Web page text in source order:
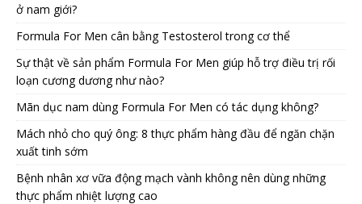
ở nam giới?
Formula For Men cân bằng Testosterol trong cơ thể
Sự thật về sản phẩm Formula For Men giúp hỗ trợ điều trị rối
loạn cương dương như nào?
Mãn dục nam dùng Formula For Men có tác dụng không?
Mách nhỏ cho quý ông: 8 thực phẩm hàng đầu để ngăn chặn
xuất tinh sớm
Bệnh nhân xơ vữa động mạch vành không nên dùng những
thực phẩm nhiệt lượng cao